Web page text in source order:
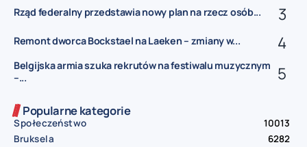
Rząd federalny przedstawia nowy plan na rzecz osób...
Remont dworca Bockstael na Laeken – zmiany w...
Belgijska armia szuka rekrutów na festiwalu muzycznym
–...
Popularne kategorie
Społeczeństwo
10013
Bruksela
6282